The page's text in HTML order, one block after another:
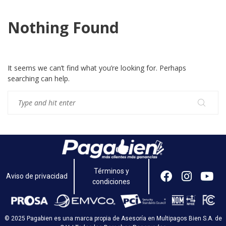
Nothing Found
It seems we can’t find what you’re looking for. Perhaps
searching can help.
Aviso de privacidad
Términos y
condiciones
© 2025 Pagabien es una marca propia de Asesoría en Multipagos Bien S.A. de